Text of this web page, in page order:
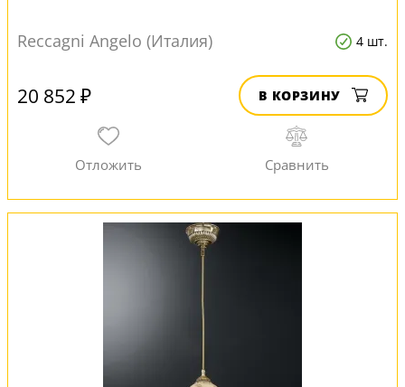
Reccagni Angelo (Италия) 4 шт.
20 852 ₽ В КОРЗИНУ